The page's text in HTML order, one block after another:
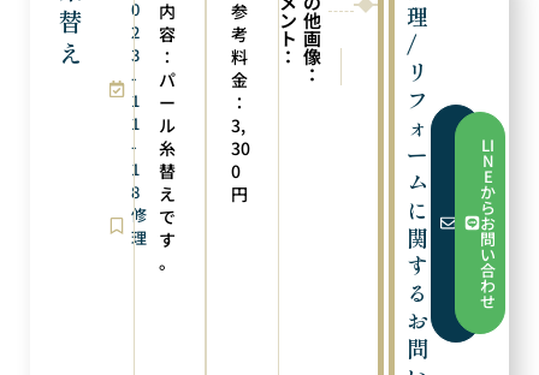
替
え
0
2
3
-
1
1
-
1
8
修
理
内
容
：
パ
ー
ル
糸
替
え
で
す
。
参
考
料
金
：
3,
30
0
円
ン
ト
：
他
画
像
： チェーン修理
ペンダントトップにリフォーム
理
/
リ
フ
ォ
ー
ム
に
関
す
る
お
問
フ
ら
お
せ
LI
N
E
か
ら
お
問
い
合
わ
せ